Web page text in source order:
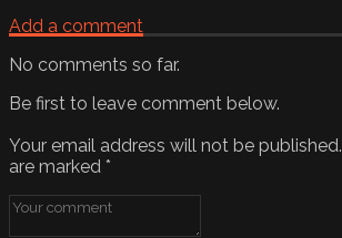
Add a comment
No comments so far.
Be first to leave comment below.
Your email address will not be published.
are marked *